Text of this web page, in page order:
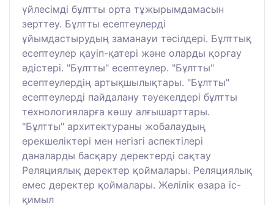
үйлесімді бұлтты орта тұжырымдамасын
зерттеу. Бұлтты есептеулерді
ұйымдастырудың заманауи тәсілдері. Бұлттық
есептеулер қауіп-қатері және оларды қорғау
әдістері. "Бұлтты" есептеулер. "Бұлтты"
есептеулердің артықшылықтары. "Бұлтты"
есептеулерді пайдалану тәуекелдері бұлтты
технологияларға көшу алғышарттары.
"Бұлтты" архитектураны жобалаудың
ерекшеліктері мен негізгі аспектілері
даналарды басқару деректерді сақтау
Реляциялық деректер қоймалары. Реляциялық
емес деректер қоймалары. Желілік өзара іс-
қимыл